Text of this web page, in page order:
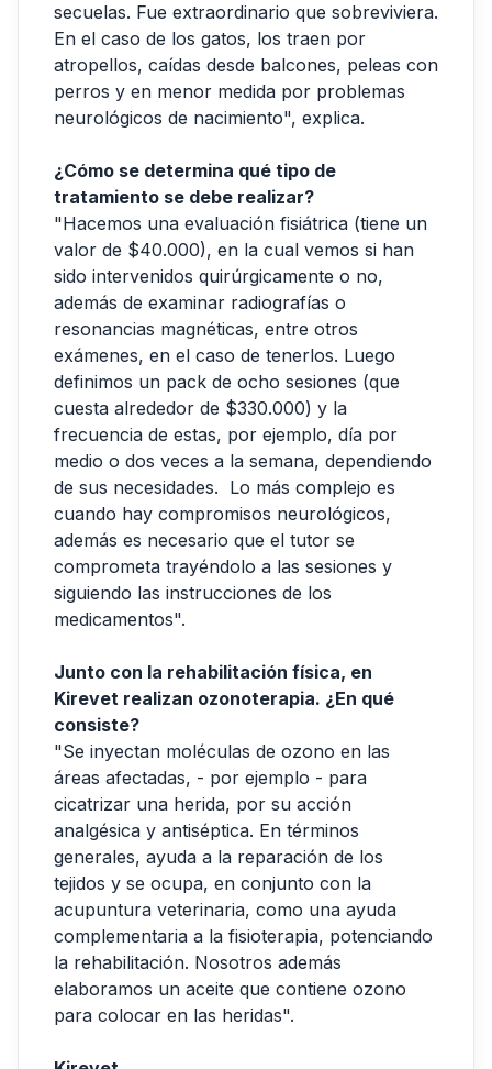
secuelas. Fue extraordinario que sobreviviera.
En el caso de los gatos, los traen por
atropellos, caídas desde balcones, peleas con
perros y en menor medida por problemas
neurológicos de nacimiento", explica.
¿Cómo se determina qué tipo de
tratamiento se debe realizar?
"Hacemos una evaluación fisiátrica (tiene un
valor de $40.000), en la cual vemos si han
sido intervenidos quirúrgicamente o no,
además de examinar radiografías o
resonancias magnéticas, entre otros
exámenes, en el caso de tenerlos. Luego
definimos un pack de ocho sesiones (que
cuesta alrededor de $330.000) y la
frecuencia de estas, por ejemplo, día por
medio o dos veces a la semana, dependiendo
de sus necesidades. Lo más complejo es
cuando hay compromisos neurológicos,
además es necesario que el tutor se
comprometa trayéndolo a las sesiones y
siguiendo las instrucciones de los
medicamentos".
Junto con la rehabilitación física, en
Kirevet realizan ozonoterapia. ¿En qué
consiste?
"Se inyectan moléculas de ozono en las
áreas afectadas, - por ejemplo - para
cicatrizar una herida, por su acción
analgésica y antiséptica. En términos
generales, ayuda a la reparación de los
tejidos y se ocupa, en conjunto con la
acupuntura veterinaria, como una ayuda
complementaria a la fisioterapia, potenciando
la rehabilitación. Nosotros además
elaboramos un aceite que contiene ozono
para colocar en las heridas".